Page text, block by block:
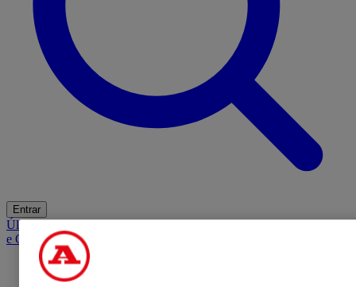
Entrar
ÚltimasMercadoOpiniãoiGaming HubA BOLA SUGEREBarba
e Cabelo